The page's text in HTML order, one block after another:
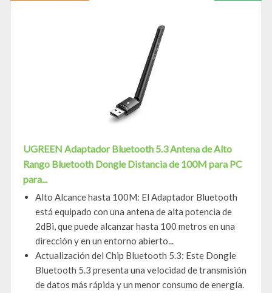
UGREEN Adaptador Bluetooth 5.3 Antena de Alto
Rango Bluetooth Dongle Distancia de 100M para PC
para...
Alto Alcance hasta 100M: El Adaptador Bluetooth
está equipado con una antena de alta potencia de
2dBi, que puede alcanzar hasta 100 metros en una
dirección y en un entorno abierto...
Actualización del Chip Bluetooth 5.3: Este Dongle
Bluetooth 5.3 presenta una velocidad de transmisión
de datos más rápida y un menor consumo de energía.